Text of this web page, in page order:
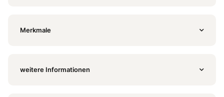
Merkmale
weitere Informationen